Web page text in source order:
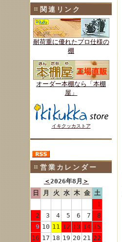
関連リンク
耐荷重に優れたプロ仕様の
棚
オーダー本棚なら「本棚
屋」
イキクッカストア
営業カレンダー
＜2026年8月 ＞
日
月 火 水 木 金 土
1
2
3 4 5 6 7
8
9 10 11 12 13 14 15
16 17 18 19 20 21 22